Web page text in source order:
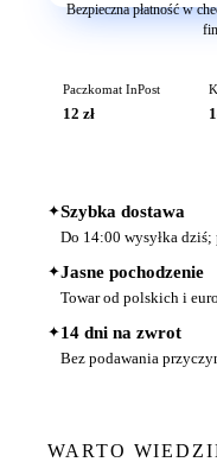
Bezpieczna płatność w
Paczkomat InPost
12 zł
✦Szybka dostawa
Do 14:00 wysyłka
✦Jasne pochodzenie
Towar od polskich i
✦14 dni na zwrot
Bez podawania
WARTO